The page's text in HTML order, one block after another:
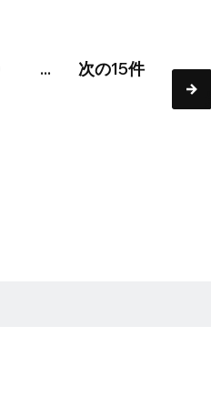
...
次の15件